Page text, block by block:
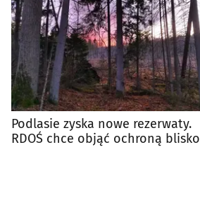
Podlasie zyska nowe rezerwaty.
RDOŚ chce objąć ochroną blisko